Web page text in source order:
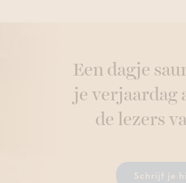
Een dagje
je verjaardag
de lezers
Schrijf je